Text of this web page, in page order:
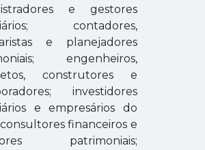
e gestores
contadores,
e planejadores
engenheiros,
construtores e
investidores
e empresários do
consultores financeiros e
patrimoniais;